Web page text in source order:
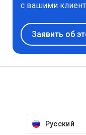
с вашими
Заявить об
Русский